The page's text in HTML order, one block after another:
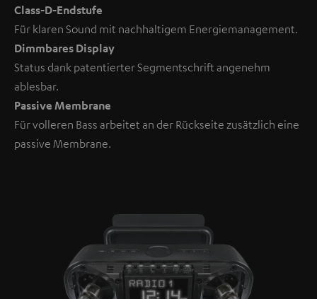
Class-D-Endstufe
Für klaren Sound mit nachhaltigem Energiemanagement.
Dimmbares Display
Status dank patentierter Segmentschrift angenehm
ablesbar.
Passive Membrane
Für volleren Bass arbeitet an der Rückseite zusätzlich eine
passive Membrane.